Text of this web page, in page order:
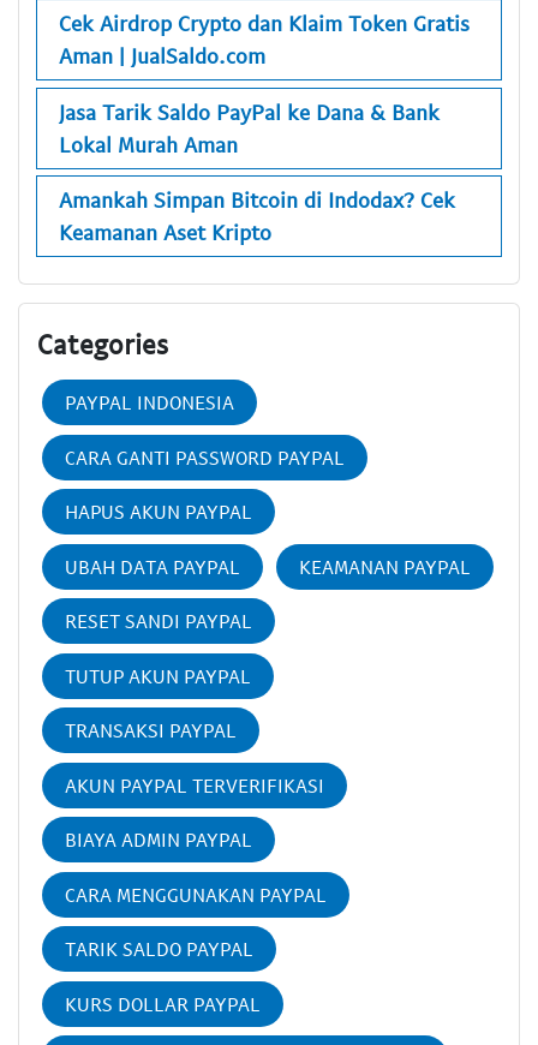
Cek Airdrop Crypto dan Klaim Token Gratis
Aman | JualSaldo.com
Jasa Tarik Saldo PayPal ke Dana & Bank
Lokal Murah Aman
Amankah Simpan Bitcoin di Indodax? Cek
Keamanan Aset Kripto
Categories
PAYPAL INDONESIA
CARA GANTI PASSWORD PAYPAL
HAPUS AKUN PAYPAL
UBAH DATA PAYPAL KEAMANAN PAYPAL
RESET SANDI PAYPAL
TUTUP AKUN PAYPAL
TRANSAKSI PAYPAL
AKUN PAYPAL TERVERIFIKASI
BIAYA ADMIN PAYPAL
CARA MENGGUNAKAN PAYPAL
TARIK SALDO PAYPAL
KURS DOLLAR PAYPAL